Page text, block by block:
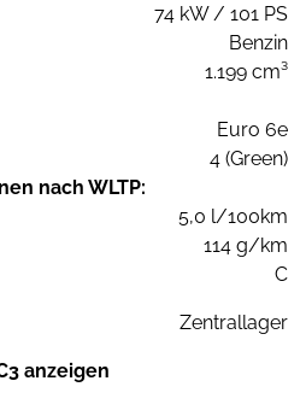
74 kW / 101 PS
Benzin
1.199 cm³
Euro 6e
4 (Green)
nach WLTP:
5,0 l/100km
114 g/km
C
Zentrallager
anzeigen